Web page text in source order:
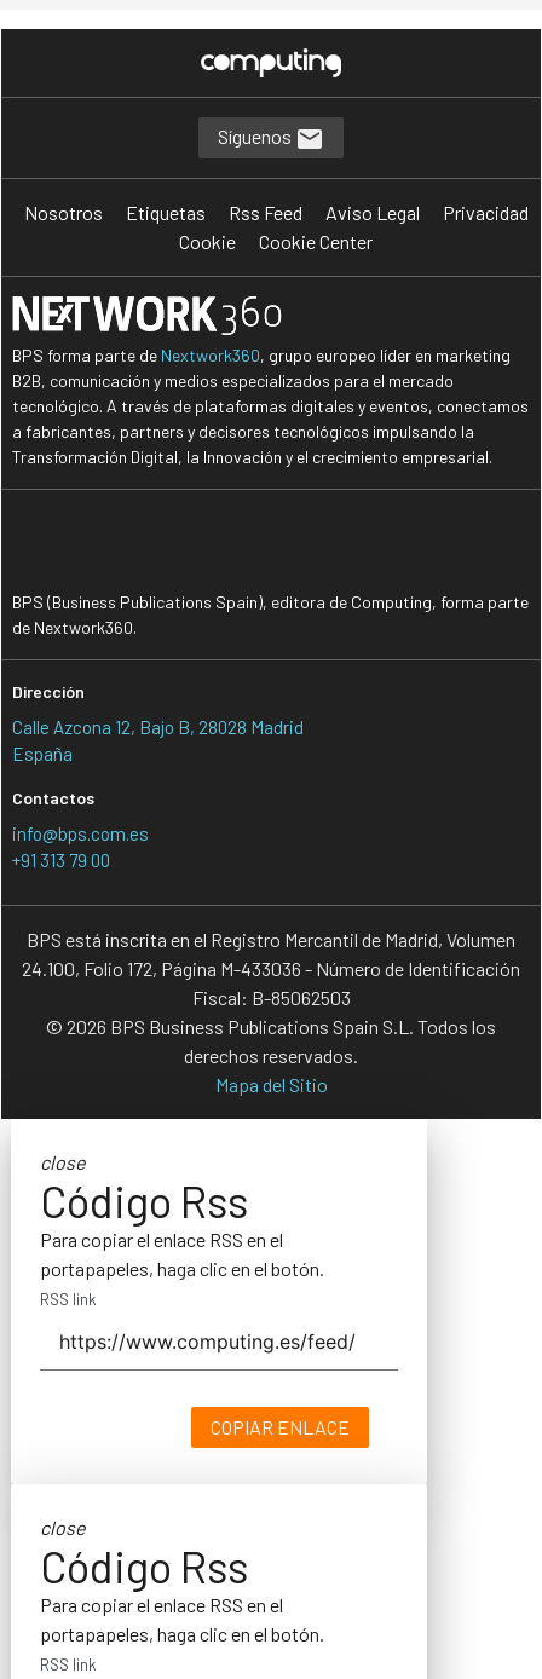
Síguenos
Nosotros Etiquetas Rss Feed Aviso Legal
Privacidad
Cookie
Cookie Center
BPS forma parte de Nextwork360, grupo europeo líder en marketing
B2B, comunicación y medios especializados para el mercado
tecnológico. A través de plataformas digitales y eventos, conectamos
a fabricantes, partners y decisores tecnológicos impulsando la
Transformación Digital, la Innovación y el crecimiento empresarial.
BPS (Business Publications Spain), editora de Computing, forma parte
de Nextwork360.
Dirección
Calle Azcona 12, Bajo B, 28028 Madrid
España
Contactos
info@bps.com.es
+91 313 79 00
BPS está inscrita en el Registro Mercantil de Madrid, Volumen
24.100, Folio 172, Página M-433036 - Número de Identificación
Fiscal: B-85062503
© 2026 BPS Business Publications Spain S.L. Todos los
derechos reservados.
Mapa del Sitio
close
Código Rss
Para copiar el enlace RSS en el
portapapeles, haga clic en el botón.
RSS link
COPIAR ENLACE
close
Código Rss
Para copiar el enlace RSS en el
portapapeles, haga clic en el botón.
RSS link